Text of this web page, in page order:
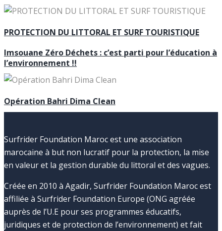
PROTECTION DU LITTORAL ET SURF TOURISTIQUE
Imsouane Zéro Déchets : c’est parti pour l’éducation à
l’environnement !!
Opération Bahri Dima Clean
Surfrider Foundation Maroc est une association
marocaine à but non lucratif pour la protection, la mise
en valeur et la gestion durable du littoral et des vagues.
Créée en 2010 à Agadir, Surfrider Foundation Maroc est
affiliée à Surfrider Foundation Europe (ONG agréée
auprès de l’U.E pour ses programmes éducatifs,
juridiques et de protection de l’environnement) et fait